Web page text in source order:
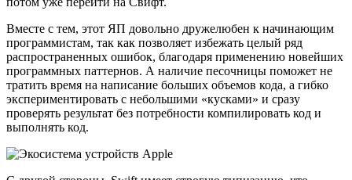
Вместе с тем, этот ЯП довольно дружелюбен к начинающим
программистам, так как позволяет избежать целый ряд
распространенных ошибок, благодаря применению новейших
программных паттернов. А наличие песочницы поможет не
тратить время на написание больших объемов кода, а гибко
экспериментировать с небольшими «кусками» и сразу
проверять результат без потребности компилировать код и
выполнять код.